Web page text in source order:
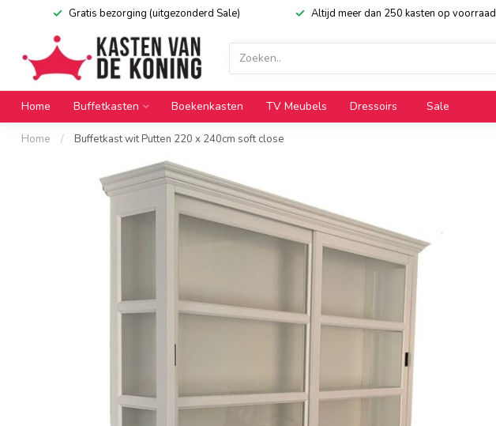
Gratis bezorging (uitgezonderd Sale) Altijd meer dan 250 kasten op voorraad
Home Buffetkasten Boekenkasten TV Meubels Dressoirs Sale
Home / Buffetkast wit Putten 220 x 240cm soft close